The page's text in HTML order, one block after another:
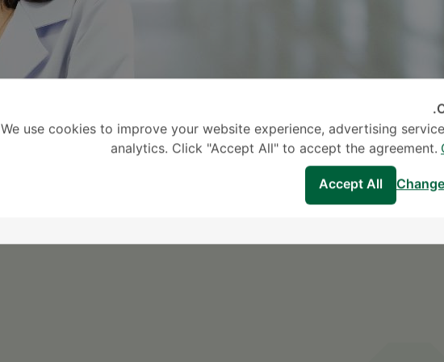
We use cookies to improve your website experience, advertising
analytics. Click "Accept All" to accept the agreement.
Accept All